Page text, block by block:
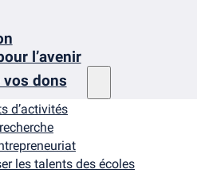
l’avenir
vos dons
d’activités
les talents des écoles